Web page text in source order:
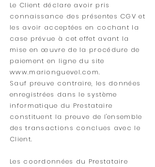
Le Client déclare avoir pris
connaissance des présentes CGV et
les avoir acceptées en cochant la
case prévue à cet effet avant la
mise en œuvre de la procédure de
paiement en ligne du site
www.marionguevel.com.
Sauf preuve contraire, les données
enregistrées dans le système
informatique du Prestataire
constituent la preuve de l'ensemble
des transactions conclues avec le
Client.
Les coordonnées du Prestataire